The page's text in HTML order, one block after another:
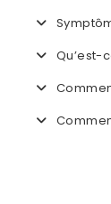
Qu’est-